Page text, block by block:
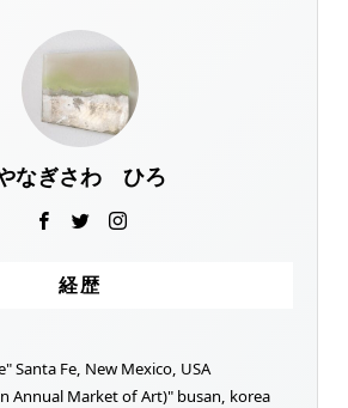
なぎさわ ひろ
経歴
Santa Fe, New Mexico, USA
Annual Market of Art)" busan, korea